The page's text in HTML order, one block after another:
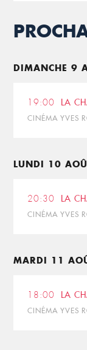
DIMANCHE 9
19:00 LA
CINÉMA YVES
LUNDI 10
20:30 LA
CINÉMA YVES
MARDI 11
18:00 LA
CINÉMA YVES